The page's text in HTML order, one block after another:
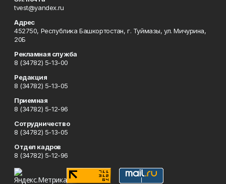
tvest@yandex.ru
Адрес
452750, Республика Башкортостан, г. Туймазы, ул. Мичурина,
20Б
Рекламная служба
8 (34782) 5-13-00
Редакция
8 (34782) 5-13-05
Приемная
8 (34782) 5-12-96
Сотрудничество
8 (34782) 5-13-05
Отдел кадров
8 (34782) 5-12-96